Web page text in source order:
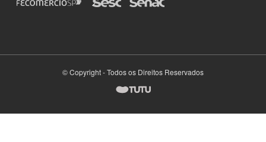
© Copyright - Todos os Direitos Reservados